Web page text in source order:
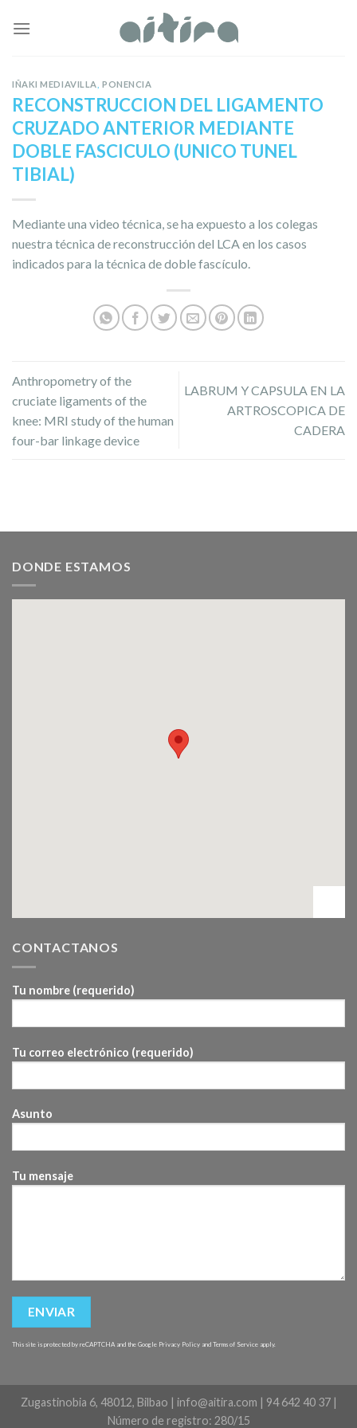
IÑAKI MEDIAVILLA ,PONENCIA
RECONSTRUCCION DEL LIGAMENTO
CRUZADO ANTERIOR MEDIANTE
DOBLE FASCICULO (UNICO TUNEL
TIBIAL)
Mediante una video técnica, se ha expuesto a los colegas
nuestra técnica de reconstrucción del LCA en los casos
indicados para la técnica de doble fascículo.
Anthropometry of the
cruciate ligaments of the
knee: MRI study of the human
four-bar linkage device
LABRUM Y CAPSULA EN LA
ARTROSCOPICA DE
CADERA
DONDE ESTAMOS
CONTACTANOS
Tu nombre (requerido)
Tu correo electrónico (requerido)
Asunto
Tu mensaje
This site is protected by reCAPTCHA and the Google Privacy Policy and Terms of Service apply.
Zugastinobia 6, 48012, Bilbao | info@aitira.com | 94 642 40 37 |
Número de registro: 280/15